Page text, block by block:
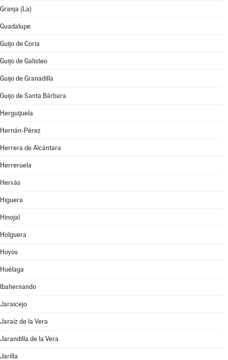
Granja (La)
Guadalupe
Guijo de Coria
Guijo de Galisteo
Guijo de Granadilla
Guijo de Santa Bárbara
Herguijuela
Hernán-Pérez
Herrera de Alcántara
Herreruela
Hervás
Higuera
Hinojal
Holguera
Hoyos
Huélaga
Ibahernando
Jaraicejo
Jaraíz de la Vera
Jarandilla de la Vera
Jarilla